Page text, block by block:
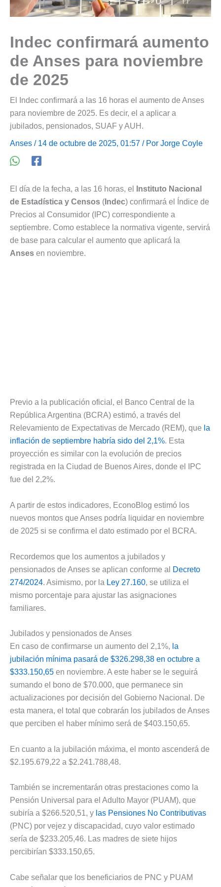
Indec confirmará aumento
de Anses para noviembre
de 2025
El Indec confirmará a las 16 horas el aumento de Anses
para noviembre de 2025. Es decir, el a aplicar a
jubilados, pensionados, SUAF y AUH.
Anses / 14 de octubre de 2025, 01:57 / Por Jorge Coyle
El día de la fecha, a las 16 horas, el
Instituto Nacional
de Estadística y Censos ( Indec) confirmará el Índice de
Precios al Consumidor (IPC) correspondiente a
septiembre. Como establece la normativa vigente, servirá
de base para calcular el aumento que aplicará la
Anses en noviembre.
Previo a la publicación oficial, el Banco Central de la
República Argentina (BCRA) estimó, a través del
Relevamiento de Expectativas de Mercado (REM), que la
inflación de septiembre habría sido del 2,1%. Esta
proyección es similar con la evolución de precios
registrada en la Ciudad de Buenos Aires, donde el IPC
fue del 2,2%.
A partir de estos indicadores, EconoBlog estimó los
nuevos montos que Anses podría liquidar en noviembre
de 2025 si se confirma el dato estimado por el BCRA.
Recordemos que los aumentos a jubilados y
pensionados de Anses se aplican conforme al
Decreto
274/2024. Asimismo, por la Ley 27.160, se utiliza el
mismo porcentaje para ajustar las asignaciones
familiares.
Jubilados y pensionados de Anses
En caso de confirmarse un aumento del 2,1%, la
jubilación mínima pasará de $326.298,38 en octubre a
$333.150,65 en noviembre. A este haber se le seguirá
sumando el bono de $70.000, que permanece sin
actualizaciones por decisión del Gobierno Nacional. De
esta manera, el total que cobrarán los jubilados de Anses
que perciben el haber mínimo será de $403.150,65.
En cuanto a la jubilación máxima, el monto ascenderá de
$2.195.679,22 a $2.241.788,48.
También se incrementarán otras prestaciones como la
Pensión Universal para el Adulto Mayor (PUAM), que
subiría a $266.520,51, y las Pensiones No Contributivas
(PNC) por vejez y discapacidad, cuyo valor estimado
sería de $233.205,46. Las madres de siete hijos
percibirían $333.150,65.
Cabe señalar que los beneficiarios de PNC y PUAM